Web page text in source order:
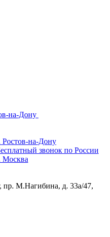
на-Дону
Ростов-на-Дону
звонок по России
Москва
пр. М.Нагибина, д. 33а/47,